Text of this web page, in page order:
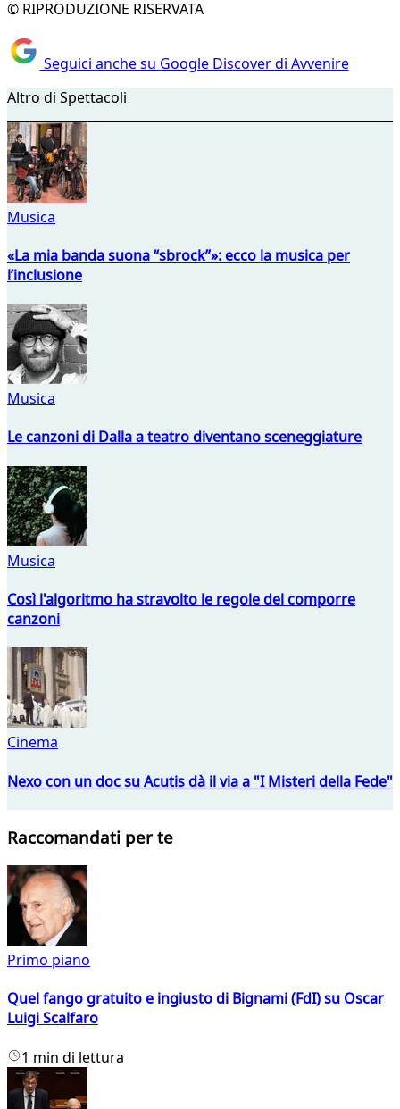
© RIPRODUZIONE RISERVATA
Seguici anche su Google Discover di Avvenire
Altro di Spettacoli
Musica
«La mia banda suona “sbrock”»: ecco la musica per
l’inclusione
Musica
Le canzoni di Dalla a teatro diventano sceneggiature
Musica
Così l'algoritmo ha stravolto le regole del comporre
canzoni
Cinema
Nexo con un doc su Acutis dà il via a "I Misteri della Fede"
Raccomandati per te
Primo piano
Quel fango gratuito e ingiusto di Bignami (FdI) su Oscar
Luigi Scalfaro
1 min di lettura